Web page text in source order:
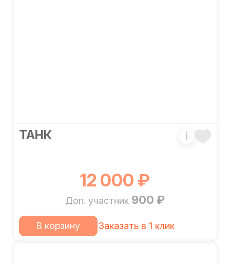
ТАНК i
12 000 ₽
Доп. участник 900 ₽
В корзину Заказать в 1 клик